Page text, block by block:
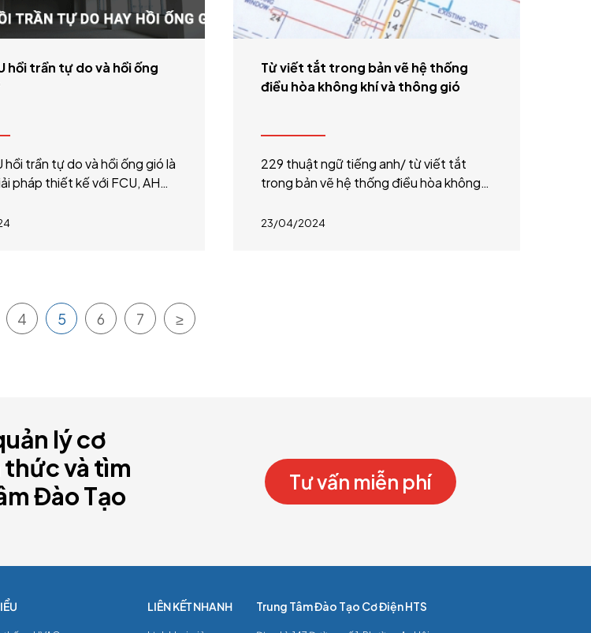
hồi trần tự do và hồi ống
hồi trần tự do và hồi ống gió là
pháp thiết kế với FCU, AHU
Từ viết tắt trong bản vẽ hệ thống
điều hòa không khí và thông gió
229 thuật ngữ tiếng anh/ từ viết tắt
trong bản vẽ hệ thống điều hòa không
đã dịch nghĩa tiếng Việt – Cập nhật đầy
23/04/2024
4 5 6 7 ≥
lý cơ
và tìm
Đào Tạo
Tư vấn miễn phí
Trung Tâm Đào Tạo Cơ Điện HTS